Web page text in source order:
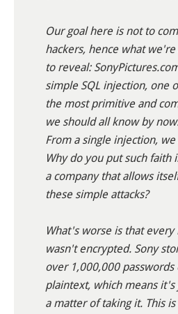
Our goal here is not to
hackers, hence what we're
to reveal:
simple SQL injection, one
the most primitive and
we should all know by
From a single injection, we
Why do you put such faith
a company that allows
these simple attacks?
What's worse is that
wasn't encrypted. Sony
over 1,000,000
plaintext, which means it's
a matter of taking it. This